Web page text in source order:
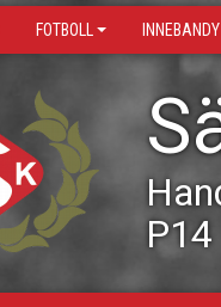
FOTBOLL INNEBANDY
P14